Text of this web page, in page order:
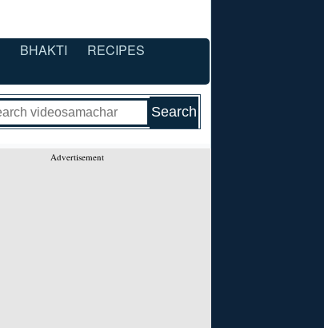
BHAKTI
RECIPES
Advertisement